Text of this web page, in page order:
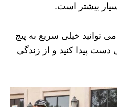
بیشتر است.
توانید خیلی سریع به پیج
دست پیدا کنید و از زندگی